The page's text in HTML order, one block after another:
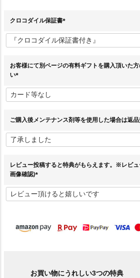
クロコダイル保証書
必
須
お客様にて別ページの有料ギフトを購入頂いた
い
必
須
ご購入後メンテナンス剤等を使用した場合は返
レビュー投稿すると特典がもらえます。※レビ
画像確認)
必
須
お買い物にうれしい3つの特典